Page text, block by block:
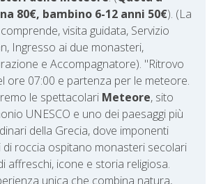
80€, bambino 6-12 anni 50€). (La
visita guidata, Servizio
Ingresso ai due monasteri,
e Accompagnatore). "Ritrovo
ore 07:00 e partenza per le meteore.
le spettacolari Meteore, sito
UNESCO e uno dei paesaggi più
della Grecia, dove imponenti
di roccia ospitano monasteri secolari
affreschi, icone e storia religiosa.
unica che combina natura,